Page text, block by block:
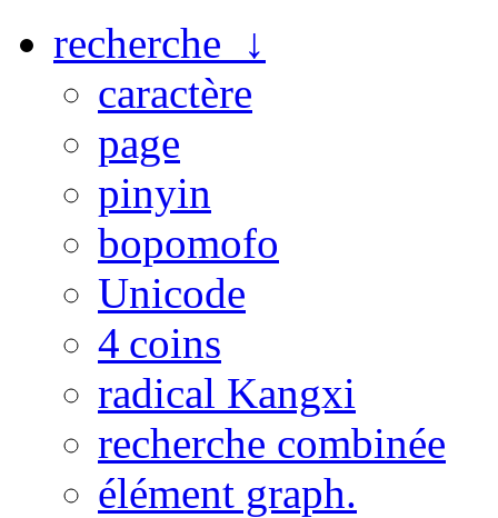
recherche ↓
caractère
page
pinyin
bopomofo
Unicode
4 coins
radical Kangxi
recherche combinée
élément graph.